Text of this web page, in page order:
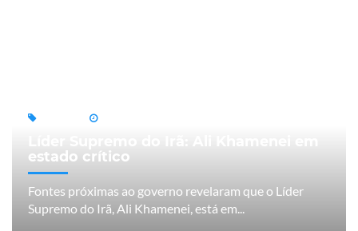
estado crítico
Fontes próximas ao governo revelaram que o Líder
Supremo do Irã, Ali Khamenei, está em...